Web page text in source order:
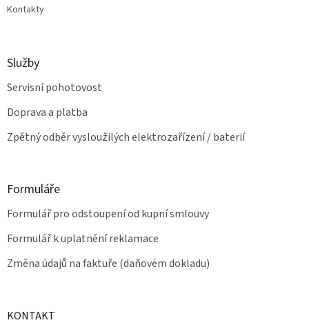
Kontakty
Služby
Servisní pohotovost
Doprava a platba
Zpětný odběr vysloužilých elektrozařízení / baterií
Formuláře
Formulář pro odstoupení od kupní smlouvy
Formulář k uplatnění reklamace
Změna údajů na faktuře (daňovém dokladu)
KONTAKT